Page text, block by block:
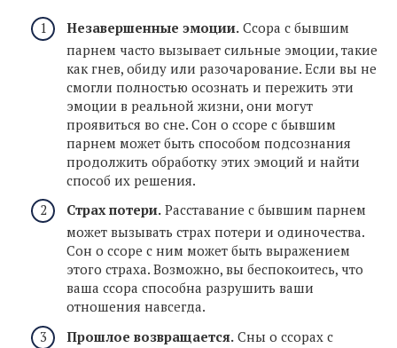
Незавершенные эмоции. Ссора с бывшим
парнем часто вызывает сильные эмоции, такие
как гнев, обиду или разочарование. Если вы не
смогли полностью осознать и пережить эти
эмоции в реальной жизни, они могут
проявиться во сне. Сон о ссоре с бывшим
парнем может быть способом подсознания
продолжить обработку этих эмоций и найти
способ их решения.
Страх потери. Расставание с бывшим парнем
может вызывать страх потери и одиночества.
Сон о ссоре с ним может быть выражением
этого страха. Возможно, вы беспокоитесь, что
ваша ссора способна разрушить ваши
отношения навсегда.
Прошлое возвращается. Сны о ссорах с